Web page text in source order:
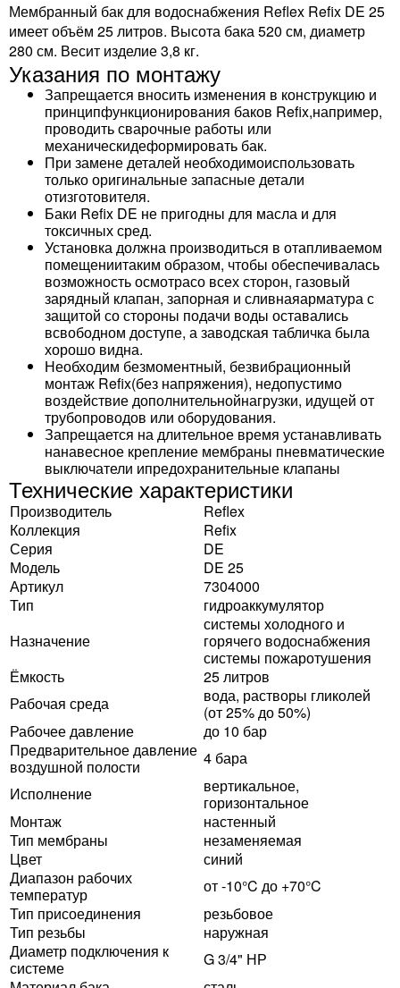
Мембранный бак для водоснабжения Reflex Refix DE 25
имеет объём 25 литров. Высота бака 520 см, диаметр
280 см. Весит изделие 3,8 кг.
Указания по монтажу
Запрещается вносить изменения в конструкцию и
принципфункционирования баков Refix,например,
проводить сварочные работы или
механическидеформировать бак.
При замене деталей необходимоиспользовать
только оригинальные запасные детали
отизготовителя.
Баки Refix DE не пригодны для масла и для
токсичных сред.
Установка должна производиться в отапливаемом
помещениитаким образом, чтобы обеспечивалась
возможность осмотрасо всех сторон, газовый
зарядный клапан, запорная и сливнаяарматура с
защитой со стороны подачи воды оставались
всвободном доступе, а заводская табличка была
хорошо видна.
Необходим безмоментный, безвибрационный
монтаж Refix(без напряжения), недопустимо
воздействие дополнительнойнагрузки, идущей от
трубопроводов или оборудования.
Запрещается на длительное время устанавливать
нанавесное крепление мембраны пневматические
выключатели ипредохранительные клапаны
Технические характеристики
Производитель
Reflex
Коллекция
Refix
Серия
DE
Модель
DE 25
Артикул
7304000
Тип
гидроаккумулятор
Назначение
системы холодного и
горячего водоснабжения
системы пожаротушения
Ёмкость
25 литров
Рабочая среда
вода, растворы гликолей
(от 25% до 50%)
Рабочее давление
до 10 бар
Предварительное давление
воздушной полости
4 бара
Исполнение
вертикальное,
горизонтальное
Монтаж
настенный
Тип мембраны
незаменяемая
Цвет
синий
Диапазон рабочих
температур
от -10°C до +70°C
Тип присоединения
резьбовое
Тип резьбы
наружная
Диаметр подключения к
системе
G 3/4" НР